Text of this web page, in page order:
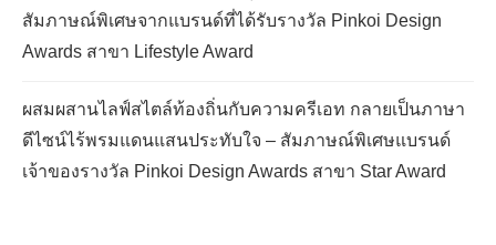
สัมภาษณ์พิเศษจากแบรนด์ที่ได้รับรางวัล Pinkoi Design
Awards สาขา Lifestyle Award
ผสมผสานไลฟ์สไตล์ท้องถิ่นกับความครีเอท กลายเป็นภาษา
ดีไซน์ไร้พรมแดนแสนประทับใจ – สัมภาษณ์พิเศษแบรนด์
เจ้าของรางวัล Pinkoi Design Awards สาขา Star Award